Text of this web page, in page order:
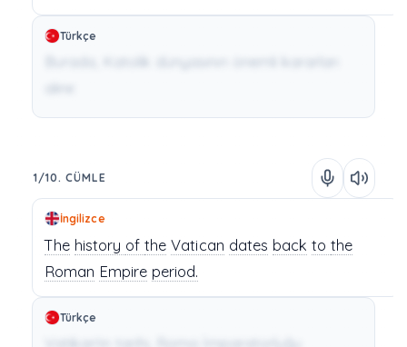
Türkçe
1/10. CÜMLE
İngilizce
The history ofthe Vatican dates back tothe
Roman Empire period.
Türkçe